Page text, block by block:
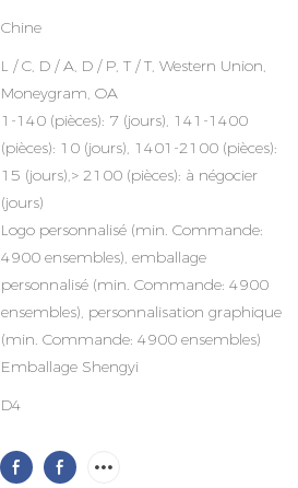
Chine
L / C, D / A, D / P, T / T, Western Union,
Moneygram, OA
1-140 (pièces): 7 (jours), 141-1400
(pièces): 10 (jours), 1401-2100 (pièces):
15 (jours),> 2100 (pièces): à négocier
(jours)
Logo personnalisé (min. Commande:
4900 ensembles), emballage
personnalisé (min. Commande: 4900
ensembles), personnalisation graphique
(min. Commande: 4900 ensembles)
Emballage Shengyi
D4